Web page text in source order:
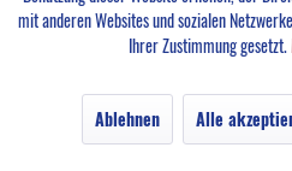
mit anderen Websites und sozialen
Ihrer Zustimmung gesetzt.
Ablehnen Alle